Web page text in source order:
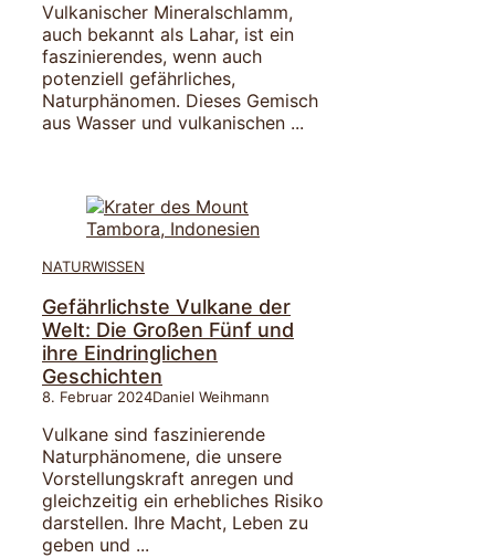
Vulkanischer Mineralschlamm,
auch bekannt als Lahar, ist ein
faszinierendes, wenn auch
potenziell gefährliches,
Naturphänomen. Dieses Gemisch
aus Wasser und vulkanischen ...
NATURWISSEN
Gefährlichste Vulkane der
Welt: Die Großen Fünf und
ihre Eindringlichen
Geschichten
8. Februar 2024Daniel Weihmann
Vulkane sind faszinierende
Naturphänomene, die unsere
Vorstellungskraft anregen und
gleichzeitig ein erhebliches Risiko
darstellen. Ihre Macht, Leben zu
geben und ...